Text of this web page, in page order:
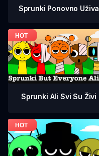
Sprunki Ponovno Uživa
Sprunki Ali Svi Su Živi